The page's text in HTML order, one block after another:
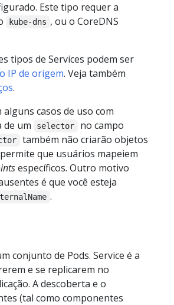
Este tipo requer a
kube-dns , ou o CoreDNS
tipos de Services podem ser
IP de origem. Veja também
.
casos de uso com
de um
selector no campo
também não criarão objetos
que usuários mapeiem
específicos. Outro motivo
é que você esteja
.
conjunto de Pods. Service é a
e se replicarem no
A descoberta e o
(tal como componentes